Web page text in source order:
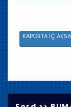
KAPORTA İÇ